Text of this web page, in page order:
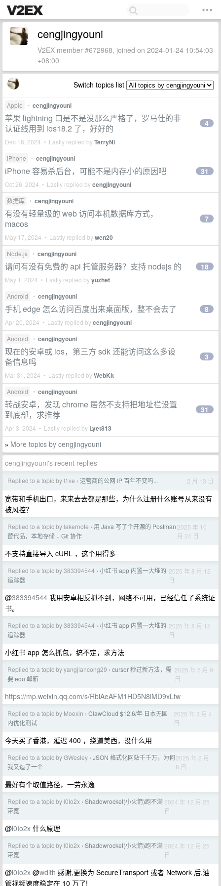
cengjingyouni
V2EX member #672968, joined on 2024-01-24 10:54:03
+08:00
Switch topics list
Apple • cengjingyouni
苹果 lightning 口是不是没那么严格了，罗马仕的非
认证线用到 ios18.2 了，好好的
Dec 18, 2024 • Lastly replied byTerryNi
4
iPhone • cengjingyouni
iPhone 容易杀后台，可能不是内存小的原因吧
Oct 26, 2024 • Lastly replied bycengjingyouni
31
数据库 • cengjingyouni
有没有轻量级的 web 访问本机数据库方式，
macos
May 17, 2024 • Lastly replied bywen20
7
Node.js • cengjingyouni
请问有没有免费的 api 托管服务器？支持 nodejs 的
May 1, 2024 • Lastly replied byyuzhet
18
Android • cengjingyouni
手机 edge 怎么访问百度出来桌面版，整不会去了
Apr 20, 2024 • Lastly replied bycengjingyouni
8
Android • cengjingyouni
现在的安卓或 ios，第三方 sdk 还能访问这么多设
备信息吗
Mar 31, 2024 • Lastly replied byWebKit
3
Android • cengjingyouni
转战安卓，发现 chrome 居然不支持把地址栏设置
到底部，求推荐
Apr 3, 2024 • Lastly replied by Lyet813
31
» More topics by cengjingyouni
cengjingyouni's recent replies
Replied to a topic by l1ve › 运营商的公网 IP 百年不变吗... 2 月 13 日
宽带和手机出口，来来去去都是那些，为什么注册什么账号从来没有
被风控？
Replied to a topic by lakernote › 用 Java 写了个开源的 Postman
替代品，本地存储 + Git 协作
2025 年 10
月 24 日
不支持直接导入 cURL ，这个用得多
Replied to a topic by 383394544 › 小红书 app 内置一大堆的
追踪器
2025 年 8 月 12
日
@383394544 我用安卓相反抓不到，网络不可用，已经信任了系统证
书。
Replied to a topic by 383394544 › 小红书 app 内置一大堆的
追踪器
2025 年 8 月 12
日
小红书 app 怎么抓包，搞不定，求方法
Replied to a topic by yangjiancong29 › cursor 秒过新方法，需
要 edu 邮箱
2025 年 5 月 9
日
https://mp.weixin.qq.com/s/RbiAeAFM1HD5N8iMD9xLfw
Replied to a topic by Moexin › ClawCloud $12.6/年 日本无国
内优化测试
2025 年 3 月 4
日
今天买了香港，延迟 400 ，绕道美西，没什么用
Replied to a topic by GWesley › JSON 格式化网站千千万，为何
我又造了一个
2025 年 2 月
8 日
最好有个取值路径，一劳永逸
Replied to a topic by l0Io2x › Shadowrocket(小火箭)跑不满
带宽
2024 年 12 月 25
日
@l0Io2x 什么原理
Replied to a topic by l0Io2x › Shadowrocket(小火箭)跑不满
带宽
2024 年 12 月 25
日
@l0Io2x @wdlth 感谢,更换为 SecureTransport 或者 Network 后,油
管视频速度稳定在 10 万了!